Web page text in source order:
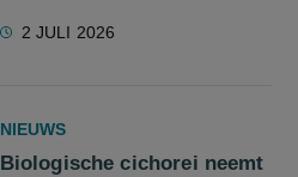
2 JULI 2026
NIEUWS
Biologische cichorei neemt